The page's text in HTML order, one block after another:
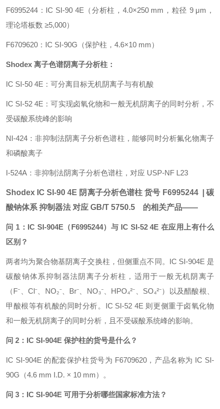
F6995244：IC SI-90 4E（分析柱，4.0×250 mm，粒径 9 μm，
理论塔板数 ≥5,000）
F6709620：IC SI-90G（保护柱，4.6×10 mm）
Shodex 离子色谱阴离子分析柱：
IC SI-50 4E：可分离目标无机阴离子与有机酸
IC SI-52 4E：可实现卤氧化物和一般无机阴离子的同时分析，不
受碳酸系统峰的影响
NI-424：非抑制法阴离子分析色谱柱，能够同时分析氟化物离子
和磷酸离子
I-524A：非抑制法阴离子分析色谱柱，对应 USP-NF L23
Shodex IC SI-90 4E 阴离子分析色谱柱 货号 F6995244
| 碳
酸钠体系 抑制器法 对应 GB/T 5750.5 的相关产品——
问 1：IC SI-904E（F6995244）与 IC SI-52 4E 在应用上有什么
区别？
两者均为聚合物基阴离子交换柱，但侧重点不同。IC SI-904E 是
碳酸钠体系抑制器法阴离子分析柱，适用于一般无机阴离子
（F⁻、Cl⁻、NO₂⁻、Br⁻、NO₃⁻、HPO₄²⁻、SO₄²⁻）以及醋酸根、
甲酸根等有机酸的同时分析。IC SI-52 4E 则更侧重于卤氧化物
和一般无机阴离子的同时分析，且不受碳酸系统峰的影响。
问 2：IC SI-904E 保护柱的货号是什么？
IC SI-904E 的配套保护柱货号为 F6709620，产品名称为 IC SI-
90G（4.6 mm I.D. × 10 mm）。
问 3：IC SI-904E 可用于分析哪些国家标准方法？